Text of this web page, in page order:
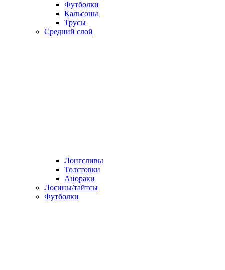
Футболки
Кальсоны
Трусы
Средний слой
Лонгсливы
Толстовки
Анораки
Лосины/тайтсы
Футболки